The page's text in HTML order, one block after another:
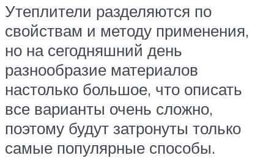
Утеплители разделяются по
свойствам и методу применения,
но на сегодняшний день
разнообразие материалов
настолько большое, что описать
все варианты очень сложно,
поэтому будут затронуты только
самые популярные способы.